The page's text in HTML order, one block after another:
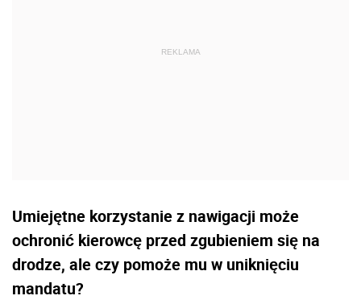
Umiejętne korzystanie z nawigacji może
ochronić kierowcę przed zgubieniem się na
drodze, ale czy pomoże mu w uniknięciu
mandatu?